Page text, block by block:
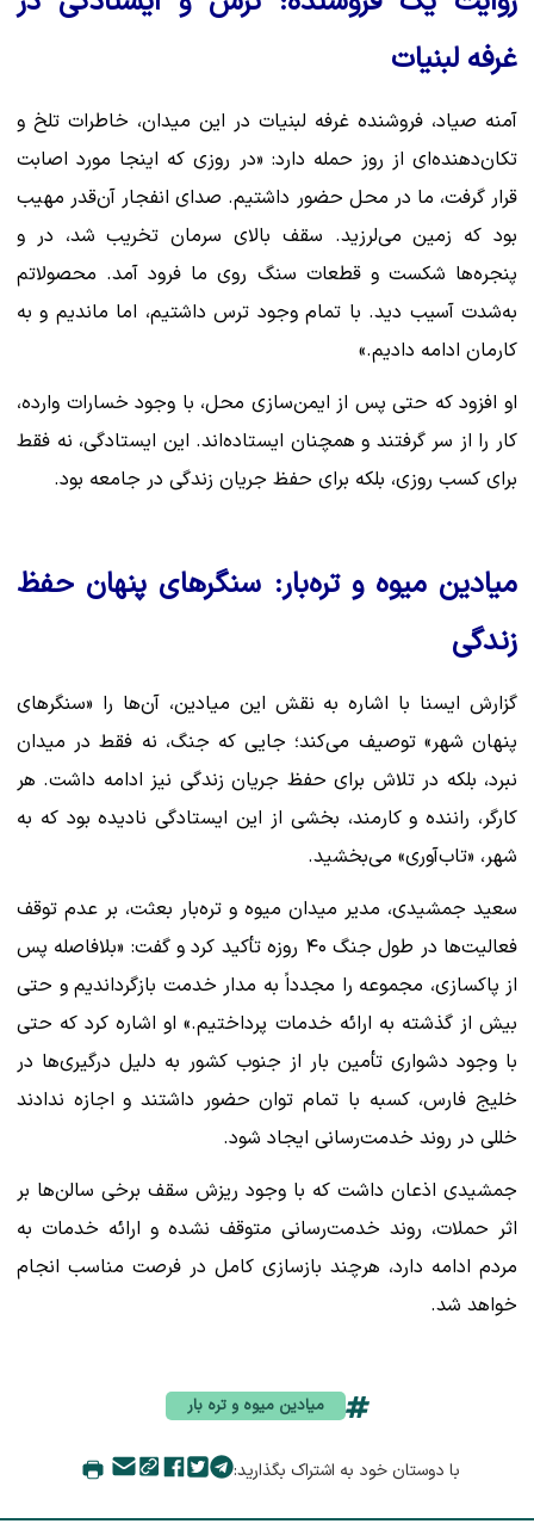
غرفه لبنیات
آمنه صیاد، فروشنده غرفه لبنیات در این میدان، خاطرات تلخ و
تکان‌دهنده‌ای از روز حمله دارد: «در روزی که اینجا مورد اصابت
قرار گرفت، ما در محل حضور داشتیم. صدای انفجار آن‌قدر مهیب
بود که زمین می‌لرزید. سقف بالای سرمان تخریب شد، در و
پنجره‌ها شکست و قطعات سنگ روی ما فرود آمد. محصولاتم
به‌شدت آسیب دید. با تمام وجود ترس داشتیم، اما ماندیم و به
کارمان ادامه دادیم.»
او افزود که حتی پس از ایمن‌سازی محل، با وجود خسارات وارده،
کار را از سر گرفتند و همچنان ایستاده‌اند. این ایستادگی، نه فقط
برای کسب روزی، بلکه برای حفظ جریان زندگی در جامعه بود.
میادین میوه و تره‌بار: سنگرهای پنهان حفظ
زندگی
گزارش ایسنا با اشاره به نقش این میادین، آن‌ها را «سنگرهای
پنهان شهر» توصیف می‌کند؛ جایی که جنگ، نه فقط در میدان
نبرد، بلکه در تلاش برای حفظ جریان زندگی نیز ادامه داشت. هر
کارگر، راننده و کارمند، بخشی از این ایستادگی نادیده بود که به
شهر، «تاب‌آوری» می‌بخشید.
سعید جمشیدی، مدیر میدان میوه و تره‌بار بعثت، بر عدم توقف
فعالیت‌ها در طول جنگ ۴۰ روزه تأکید کرد و گفت: «بلافاصله پس
از پاکسازی، مجموعه را مجدداً به مدار خدمت بازگرداندیم و حتی
بیش از گذشته به ارائه خدمات پرداختیم.» او اشاره کرد که حتی
با وجود دشواری تأمین بار از جنوب کشور به دلیل درگیری‌ها در
خلیج فارس، کسبه با تمام توان حضور داشتند و اجازه ندادند
خللی در روند خدمت‌رسانی ایجاد شود.
جمشیدی اذعان داشت که با وجود ریزش سقف برخی سالن‌ها بر
اثر حملات، روند خدمت‌رسانی متوقف نشده و ارائه خدمات به
مردم ادامه دارد، هرچند بازسازی کامل در فرصت مناسب انجام
خواهد شد.
میادین میوه و تره بار
با دوستان خود به اشتراک بگذارید: